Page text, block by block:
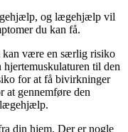
og lægehjælp vil
du kan få.
kan være en særlig risiko
til den
for at få bivirkninger
at gennemføre den
din hjem. Der er nogle